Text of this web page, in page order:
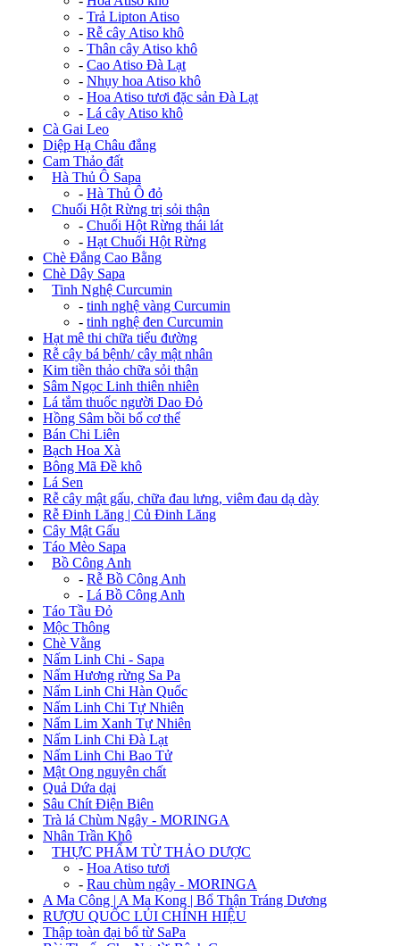
- Trả Lipton Atiso
- Rễ cây Atiso khô
- Thân cây Atiso khô
- Cao Atiso Đà Lạt
- Nhụy hoa Atiso khô
- Hoa Atiso tươi đặc sản Đà Lạt
- Lá cây Atiso khô
Cà Gai Leo
Diệp Hạ Châu đắng
Cam Thảo đất
Hà Thủ Ô Sapa
- Hà Thủ Ô đỏ
Chuối Hột Rừng trị sỏi thận
- Chuối Hột Rừng thái lát
- Hạt Chuối Hột Rừng
Chè Đắng Cao Bằng
Chè Dây Sapa
Tinh Nghệ Curcumin
- tinh nghệ vàng Curcumin
- tinh nghệ đen Curcumin
Hạt mê thi chữa tiểu đường
Rễ cây bá bệnh/ cây mật nhân
Kim tiền thảo chữa sỏi thận
Sâm Ngọc Linh thiên nhiên
Lá tắm thuốc người Dao Đỏ
Hồng Sâm bồi bổ cơ thể
Bán Chi Liên
Bạch Hoa Xà
Bông Mã Đề khô
Lá Sen
Rễ cây mật gấu, chữa đau lưng, viêm đau dạ dày
Rễ Đinh Lăng | Củ Đinh Lăng
Cây Mật Gấu
Táo Mèo Sapa
Bồ Công Anh
- Rễ Bồ Công Anh
- Lá Bồ Công Anh
Táo Tầu Đỏ
Mộc Thông
Chè Vằng
Nấm Linh Chi - Sapa
Nấm Hương rừng Sa Pa
Nấm Linh Chi Hàn Quốc
Nấm Linh Chi Tự Nhiên
Nấm Lim Xanh Tự Nhiên
Nấm Linh Chi Đà Lạt
Nấm Linh Chi Bao Tử
Mật Ong nguyên chất
Quả Dứa dại
Sâu Chít Điện Biên
Trà lá Chùm Ngây - MORINGA
Nhân Trần Khô
THỰC PHẨM TỪ THẢO DƯỢC
- Hoa Atiso tươi
- Rau chùm ngây - MORINGA
A Ma Công | A Ma Kong | Bổ Thận Tráng Dương
RƯỢU QUỐC LỦI CHÍNH HIỆU
Thập toàn đại bổ từ SaPa